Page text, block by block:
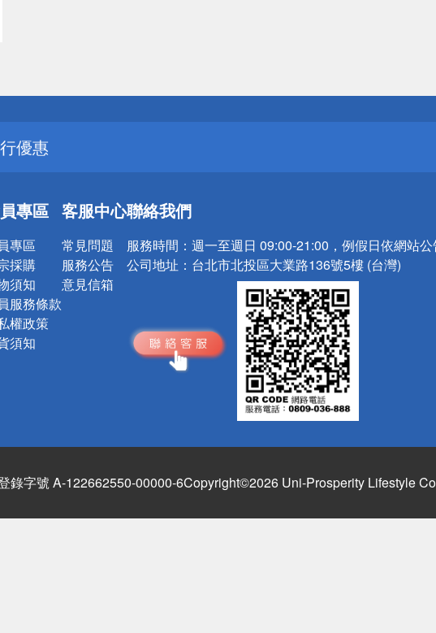
話題
優惠
地區配送
網頁！請小心！
專區
專區
採購
須知
服務條款
權政策
須知
客服中心
常見問題
服務公告
意見信箱
聯絡我們
服務時間： 週一至週日 09:00-21:00，例假日依網站
公司地址： 台北市北投區大業路136號5樓 (台灣)
錄字號 A-122662550-00000-6Copyright©2026 Uni-Prosperity Lifestyle